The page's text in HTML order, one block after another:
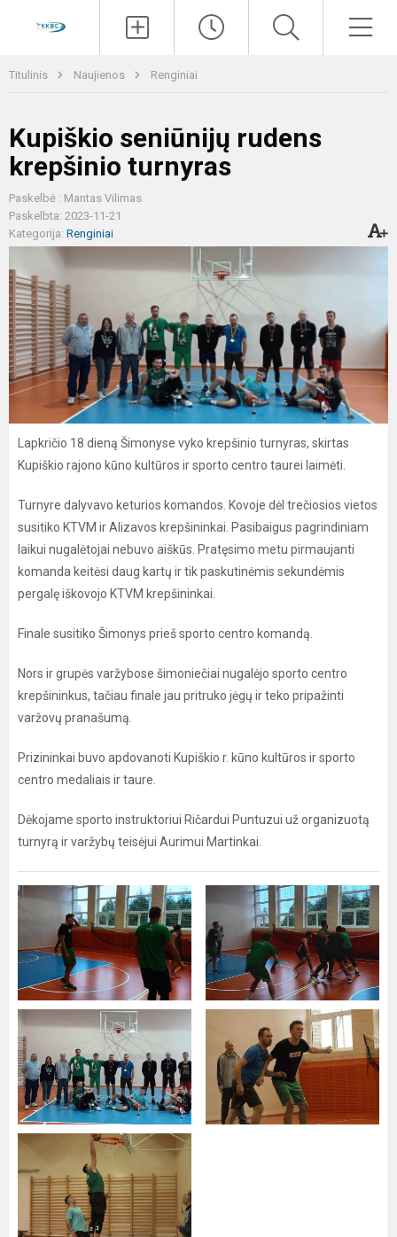
Titulinis Naujienos Renginiai
Kupiškio seniūnijų rudens
krepšinio turnyras
Paskelbė : Mantas Vilimas
Paskelbta: 2023-11-21
Kategorija: Renginiai
Lapkričio 18 dieną Šimonyse vyko krepšinio turnyras, skirtas
Kupiškio rajono kūno kultūros ir sporto centro taurei laimėti.
Turnyre dalyvavo keturios komandos. Kovoje dėl trečiosios vietos
susitiko KTVM ir Alizavos krepšininkai. Pasibaigus pagrindiniam
laikui nugalėtojai nebuvo aiškūs. Pratęsimo metu pirmaujanti
komanda keitėsi daug kartų ir tik paskutinėmis sekundėmis
pergalę iškovojo KTVM krepšininkai.
Finale susitiko Šimonys prieš sporto centro komandą.
Nors ir grupės varžybose šimoniečiai nugalėjo sporto centro
krepšininkus, tačiau finale jau pritruko jėgų ir teko pripažinti
varžovų pranašumą.
Prizininkai buvo apdovanoti Kupiškio r. kūno kultūros ir sporto
centro medaliais ir taure.
Dėkojame sporto instruktoriui Ričardui Puntuzui už organizuotą
turnyrą ir varžybų teisėjui Aurimui Martinkai.